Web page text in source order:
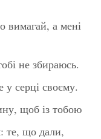
вимагай, а мені
не збираюсь.
серці своєму.
щоб із тобою
те, що дали,